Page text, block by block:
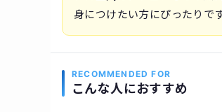
身につけたい方にぴったりです
RECOMMENDED FOR
こんな人におすすめ